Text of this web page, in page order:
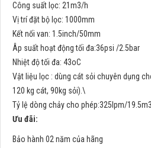
Công suất lọc: 21m3/h
Vị trí đặt bộ lọc: 1000mm
Kết nối van: 1.5inch/50mm
Âp suất hoạt động tối đa:36psi /2.5bar
Nhiệt độ tối đa: 43oC
Vật liệu lọc : dùng cát sỏi chuyên dụng
120 kg cát, 90kg sỏi).\
Tỷ lệ dòng chảy cho phép:325lpm/
Ưu đãi:
Bảo hành 02 năm của hãng